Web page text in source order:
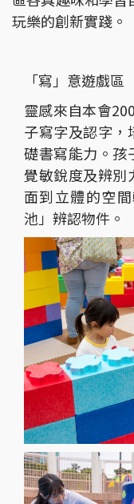
玩樂的創新實踐。
「寫」意遊戲區
靈感來自本會
子寫字及認字，
礎書寫能力。孩
覺敏銳度及辨別
面到立體的空
池」辨認物件。